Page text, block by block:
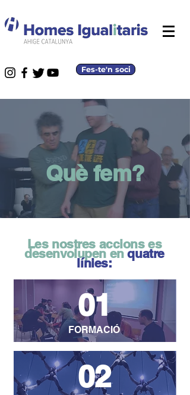
Fes-te'n soci
Què fem?
Les nostres accions es
desenvolupen enquatre
línies:
01
FORMACIÓ
02